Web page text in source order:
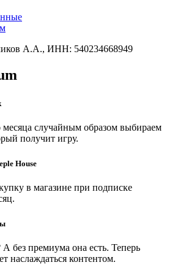
А.А., ИНН: 540234668949
месяца случайным образом выбираем
получит игру.
House
в магазине при подписке
без премиума она есть. Теперь
наслаждаться контентом.